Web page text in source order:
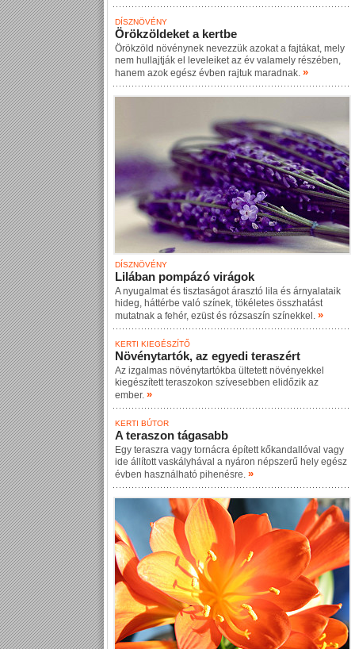
DÍSZNÖVÉNY
Örökzöldeket a kertbe
Örökzöld növénynek nevezzük azokat a fajtákat, mely
nem hullajtják el leveleiket az év valamely részében,
hanem azok egész évben rajtuk maradnak. »
DÍSZNÖVÉNY
Lilában pompázó virágok
A nyugalmat és tisztaságot árasztó lila és árnyalataik
hideg, háttérbe való színek, tökéletes összhatást
mutatnak a fehér, ezüst és rózsaszín színekkel. »
KERTI KIEGÉSZÍTŐ
Növénytartók, az egyedi teraszért
Az izgalmas növénytartókba ültetett növényekkel
kiegészített teraszokon szívesebben elidőzik az
ember. »
KERTI BÚTOR
A teraszon tágasabb
Egy teraszra vagy tornácra épített kőkandallóval vagy
ide állított vaskályhával a nyáron népszerű hely egész
évben használható pihenésre. »